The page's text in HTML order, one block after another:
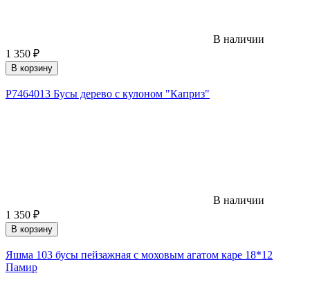
В наличии
1 350 ₽
В корзину
Р7464013 Бусы дерево с кулоном "Каприз"
В наличии
1 350 ₽
В корзину
Яшма 103 бусы пейзажная с моховым агатом каре 18*12
Памир